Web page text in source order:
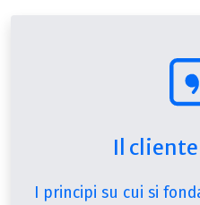
Il
I principi su cui si